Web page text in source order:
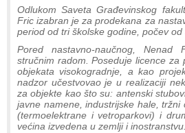
Odlukom Saveta Građevinskog
Fric izabran je za prodekana za
period od tri školske godine, počev
Pored nastavno-naučnog,
stručnim radom. Poseduje licence za
objekata visokogradnje, a kao
nadzor učestvovao je u realizaciji
za objekte kao što su: antenski
javne namene, industrijske hale, tržni
(termoelektrane i vetroparkovi) i
većina izvedena u zemlji i inostranstvu.